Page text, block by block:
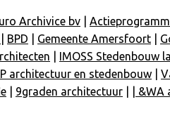
Archivice bv
BPD Gemeente Amersfoort
IMOSS Stedenbouw
architectuur en stedenbouw
9graden architectuur &WA